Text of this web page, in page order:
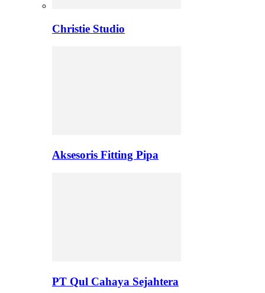
Christie Studio
Aksesoris Fitting Pipa
PT Qul Cahaya Sejahtera